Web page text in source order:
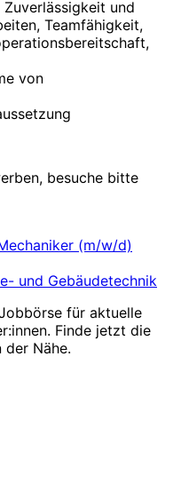
und
Teamfähigkeit,
von
besuche bitte
(m/w/d)
und Gebäudetechnik
für aktuelle
Finde jetzt die
der Nähe.